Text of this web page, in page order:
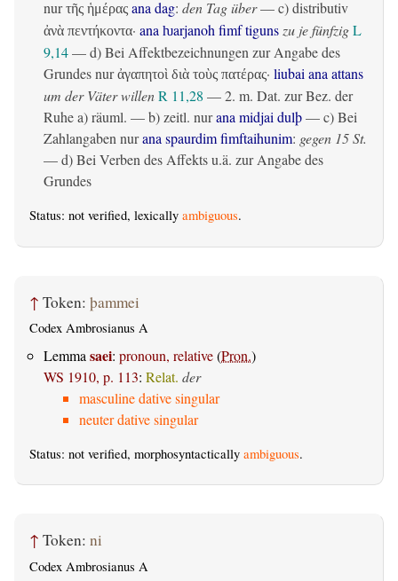
nurτῆς ἡμέρας ana dag: den Tag über— c)distributiv
ἀνὰ πεντήκοντα· ana ƕarjanoh fimf tigunszu je fünfzigL
9,14— d) Bei Affektbezeichnungen zur Angabe des
Grundes nurἀγαπητοὶ διὰ τοὺς πατέρας· liubai ana attans
um der Väter willenR 11,28 — 2. m. Dat. zur Bez. der
Ruhea)räuml. — b)zeitl. nurana midjai dulþ— c) Bei
Zahlangaben nurana spaurdim fimftaihunim: gegen 15 St.
— d) Bei Verben des Affekts u.ä. zur Angabe des
Grundes
Status: not verified, lexically ambiguous.
↑ Token: þammei
Codex Ambrosianus A
Lemma saei: pronoun, relative(Pron.)
WS 1910, p. 113: Relat. der
masculine dative singular
neuter dative singular
Status: not verified, morphosyntactically ambiguous.
↑ Token: ni
Codex Ambrosianus A